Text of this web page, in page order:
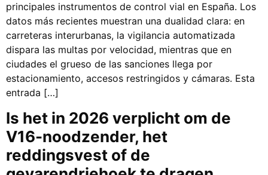
principales instrumentos de control vial en España. Los
datos más recientes muestran una dualidad clara: en
carreteras interurbanas, la vigilancia automatizada
dispara las multas por velocidad, mientras que en
ciudades el grueso de las sanciones llega por
estacionamiento, accesos restringidos y cámaras. Esta
entrada […]
Is het in 2026 verplicht om de
V16-noodzender, het
reddingsvest of de